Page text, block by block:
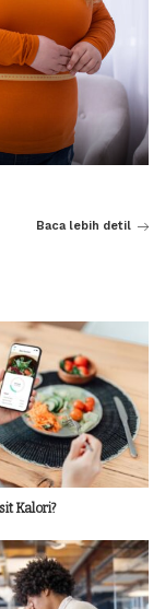
Baca lebih detil
Kalori?